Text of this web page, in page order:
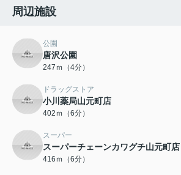
周辺施設
公園
唐沢公園
247ｍ（4分）
ドラッグストア
小川薬局山元町店
402ｍ（6分）
スーパー
スーパーチェーンカワグチ山元町店
416ｍ（6分）